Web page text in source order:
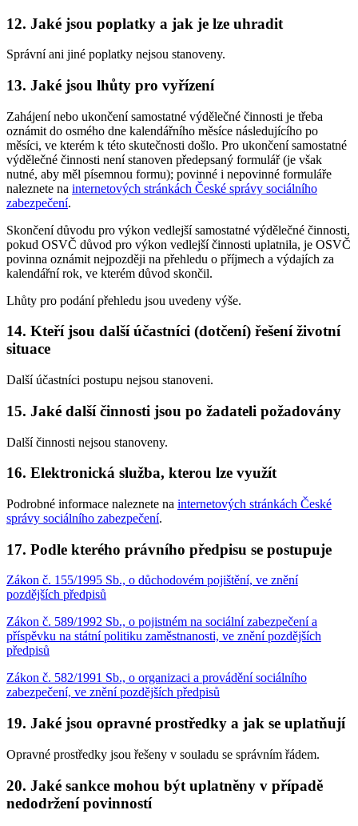
12. Jaké jsou poplatky a jak je lze uhradit
Správní ani jiné poplatky nejsou stanoveny.
13. Jaké jsou lhůty pro vyřízení
Zahájení nebo ukončení samostatné výdělečné činnosti je třeba
oznámit do osmého dne kalendářního měsíce následujícího po
měsíci, ve kterém k této skutečnosti došlo. Pro ukončení samostatné
výdělečné činnosti není stanoven předepsaný formulář (je však
nutné, aby měl písemnou formu); povinné i nepovinné formuláře
naleznete na internetových stránkách České správy sociálního
zabezpečení.
Skončení důvodu pro výkon vedlejší samostatné výdělečné činnosti,
pokud OSVČ důvod pro výkon vedlejší činnosti uplatnila, je OSVČ
povinna oznámit nejpozději na přehledu o příjmech a výdajích za
kalendářní rok, ve kterém důvod skončil.
Lhůty pro podání přehledu jsou uvedeny výše.
14. Kteří jsou další účastníci (dotčení) řešení životní
situace
Další účastníci postupu nejsou stanoveni.
15. Jaké další činnosti jsou po žadateli požadovány
Další činnosti nejsou stanoveny.
16. Elektronická služba, kterou lze využít
Podrobné informace naleznete na internetových stránkách České
správy sociálního zabezpečení.
17. Podle kterého právního předpisu se postupuje
Zákon č. 155/1995 Sb., o důchodovém pojištění, ve znění
pozdějších předpisů
Zákon č. 589/1992 Sb., o pojistném na sociální zabezpečení a
příspěvku na státní politiku zaměstnanosti, ve znění pozdějších
předpisů
Zákon č. 582/1991 Sb., o organizaci a provádění sociálního
zabezpečení, ve znění pozdějších předpisů
19. Jaké jsou opravné prostředky a jak se uplatňují
Opravné prostředky jsou řešeny v souladu se správním řádem.
20. Jaké sankce mohou být uplatněny v případě
nedodržení povinností